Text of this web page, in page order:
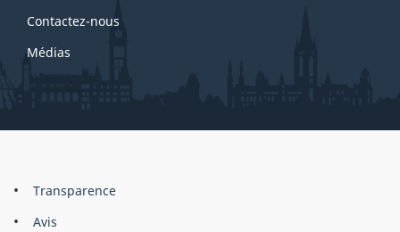
Contactez-nous
Médias
About
this
Brand
Transparence
Avis